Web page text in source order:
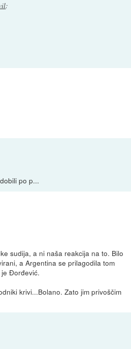
:
po p...
sudija, a ni naša reakcija na to. Bilo
a Argentina se prilagodila tom
Đorđević.
krivi...Bolano. Zato jim privoščim